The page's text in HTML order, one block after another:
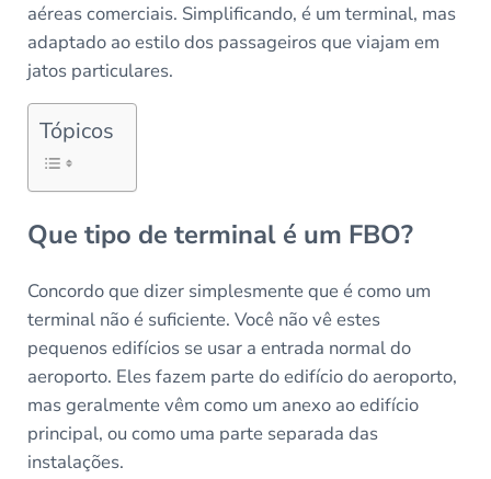
aéreas comerciais. Simplificando, é um terminal, mas
adaptado ao estilo dos passageiros que viajam em
jatos particulares.
Tópicos
Que tipo de terminal é um FBO?
Concordo que dizer simplesmente que é como um
terminal não é suficiente. Você não vê estes
pequenos edifícios se usar a entrada normal do
aeroporto. Eles fazem parte do edifício do aeroporto,
mas geralmente vêm como um anexo ao edifício
principal, ou como uma parte separada das
instalações.